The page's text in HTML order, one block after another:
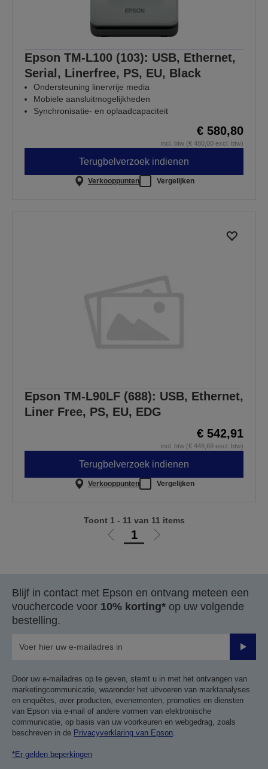
Epson TM-L100 (103): USB, Ethernet,
Serial, Linerfree, PS, EU, Black
Ondersteuning linervrije media
Mobiele aansluitmogelijkheden
Synchronisatie- en oplaadcapaciteit
€ 580,80
incl. btw (€ 480,00 excl. btw)
Terugbelverzoek indienen
Verkooppunten Vergelijken
Epson TM-L90LF (688): USB, Ethernet,
Liner Free, PS, EU, EDG
€ 542,91
incl. btw (€ 448,69 excl. btw)
Terugbelverzoek indienen
Verkooppunten Vergelijken
Ga
1
Ga
pagina
Toont 1 - 11 van 11 items
Blijf in contact met Epson en ontvang meteen een
vouchercode voor 10% korting* op uw volgende
bestelling.
Door uw e-mailadres op te geven, stemt u in met het ontvangen van
marketingcommunicatie, waaronder het uitvoeren van marktanalyses
en enquêtes, over producten, evenementen, promoties en diensten
van Epson via e-mail of andere vormen van elektronische
communicatie, op basis van uw voorkeuren en webgedrag, zoals
beschreven in de Privacyverklaring van Epson.
*Er gelden beperkingen